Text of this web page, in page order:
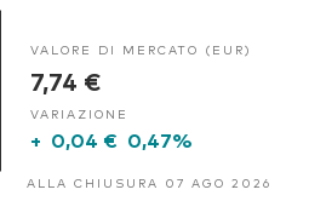
VALORE DI MERCATO (EUR)
7,74 €
VARIAZIONE
+ 0,04 € 0,47%
ALLA CHIUSURA 07 AGO 2026